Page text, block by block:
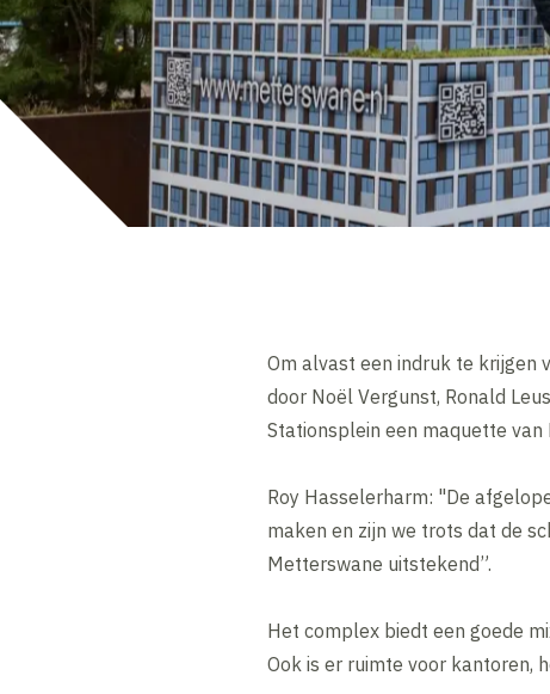
Om alvast een indruk te krijgen
door Noël Vergunst, Ronald
Stationsplein een maquette
Roy Hasselerharm: "De
maken en zijn we trots dat de
Metterswane uitstekend”.
Het complex biedt een goede
Ook is er ruimte voor kantoren,